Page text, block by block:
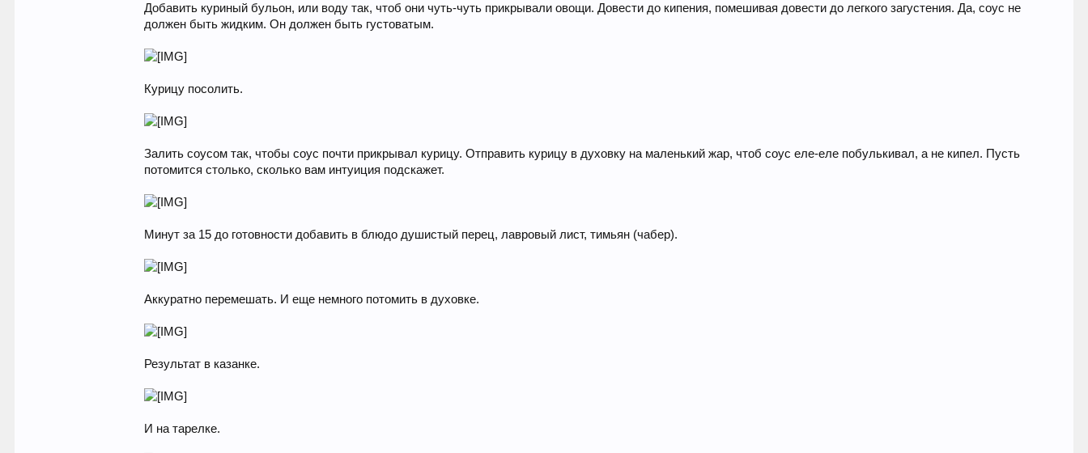
Добавить куриный бульон, или воду так, чтоб они чуть-чуть прикрывали овощи. Довести до кипения, помешивая довести до легкого загустения. Да, соус не
должен быть жидким. Он должен быть густоватым.
Курицу посолить.
Залить соусом так, чтобы соус почти прикрывал курицу. Отправить курицу в духовку на маленький жар, чтоб соус еле-еле побулькивал, а не кипел. Пусть
потомится столько, сколько вам интуиция подскажет.
Минут за 15 до готовности добавить в блюдо душистый перец, лавровый лист, тимьян (чабер).
Аккуратно перемешать. И еще немного потомить в духовке.
Результат в казанке.
И на тарелке.